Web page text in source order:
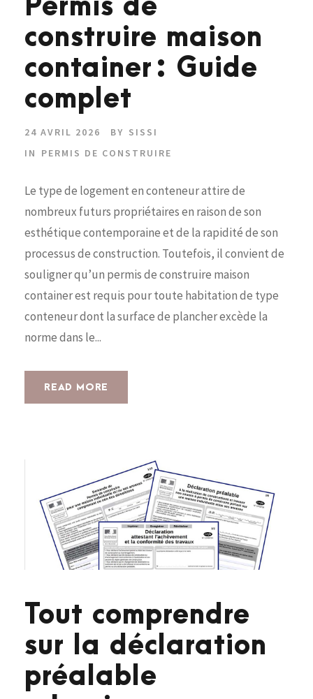
Permis de
construire maison
container : Guide
complet
24 AVRIL 2026 BY SISSI
IN
PERMIS DE CONSTRUIRE
Le type de logement en conteneur attire de
nombreux futurs propriétaires en raison de son
esthétique contemporaine et de la rapidité de son
processus de construction. Toutefois, il convient de
souligner qu’un permis de construire maison
container est requis pour toute habitation de type
conteneur dont la surface de plancher excède la
norme dans le...
READ MORE
Tout comprendre
sur la déclaration
préalable